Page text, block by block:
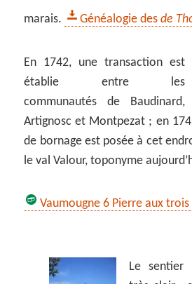
marais.
Généalogie desde
En 1742, une transaction est
établie entre les
communautés de Baudinard,
Artignosc et Montpezat ; en
de bornage est posée à cet
le val Valour, toponyme
Vaumougne 6 Pierre aux trois
Le sentier